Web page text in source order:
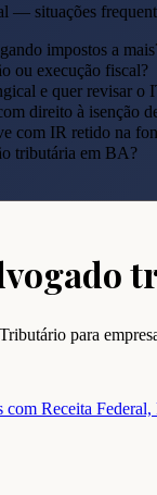
— situações
impostos a
ou execução fiscal?
e quer revisar o
direito à isenção
com IR retido na
tributária em BA?
para
Receita